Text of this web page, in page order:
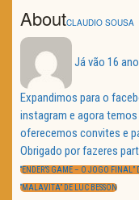
AboutCLAUDIO SOUSA
Já vão 16
Expandimos para o
instagram e agora
oferecemos convites e
Obrigado por fazeres
Navegação
de
artigos
PREVIOUS
“ENDER’S GAME – O JOGO
NEXT
“MALAVITA” DE LUC BESSON